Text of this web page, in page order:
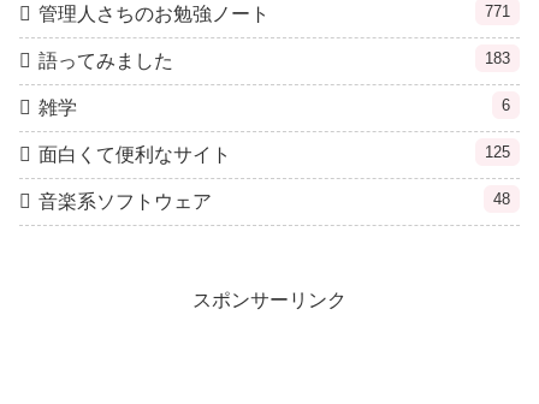
管理人さちのお勉強ノート 771
語ってみました 183
雑学 6
面白くて便利なサイト 125
音楽系ソフトウェア 48
スポンサーリンク